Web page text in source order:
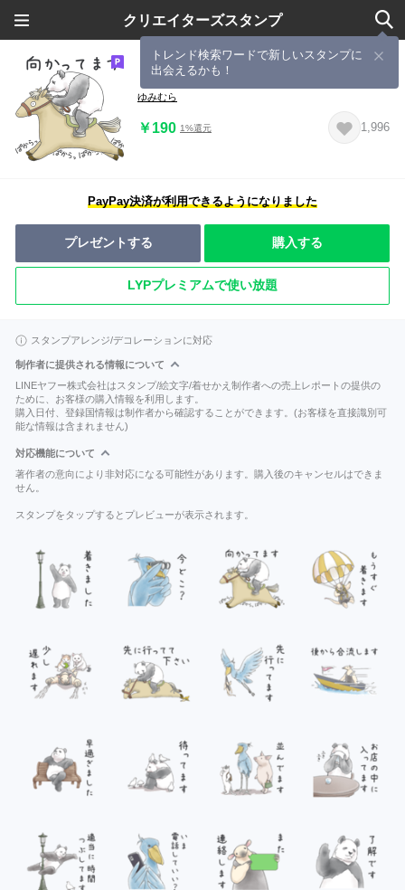
クリエイターズスタンプ
トレンド検索ワードで新しいスタンプに
出会えるかも！
【待ち合わせ】パンダとコアリクイ
ゆみむら
￥190 1%還元 1,996
PayPay決済が利用できるようになりました
プレゼントする 購入する
LYPプレミアムで使い放題
スタンプアレンジ/デコレーションに対応
制作者に提供される情報について
LINEヤフー株式会社はスタンプ/絵文字/着せかえ制作者への売上レポートの提供の
ために、お客様の購入情報を利用します。
購入日付、登録国情報は制作者から確認することができます。(お客様を直接識別可
能な情報は含まれません)
対応機能について
著作者の意向により非対応になる可能性があります。購入後のキャンセルはできま
せん。
スタンプをタップするとプレビューが表示されます。